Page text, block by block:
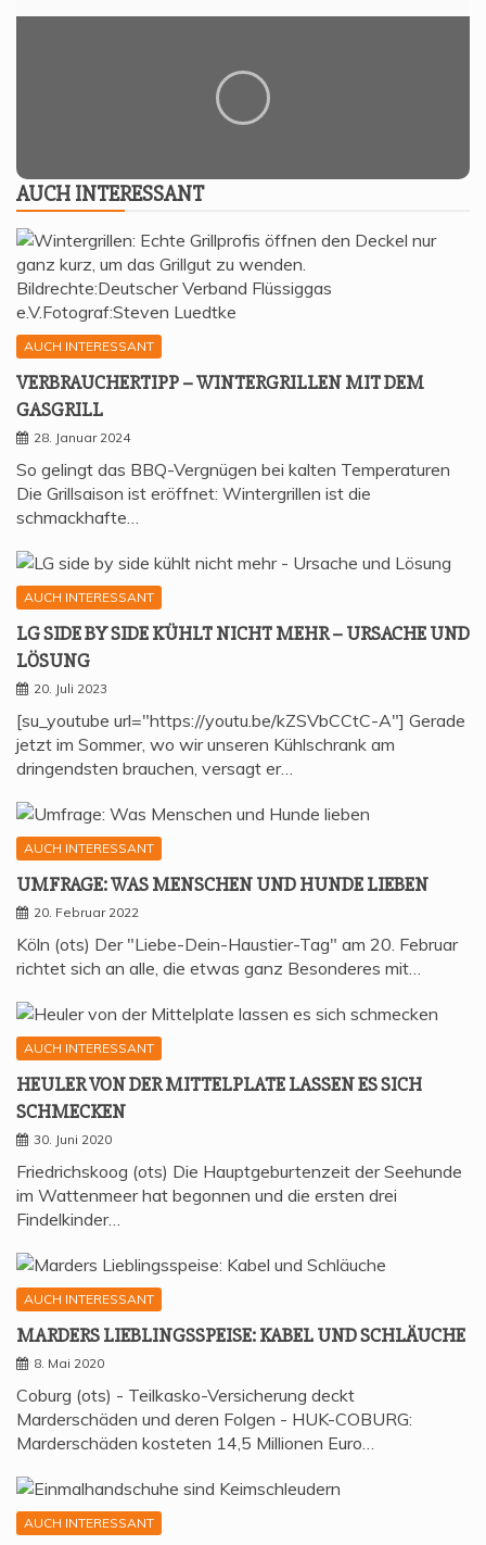
AUCH INTER­ES­SANT
AUCH INTERESSANT
VER­BRAU­CHER­TIPP – WIN­TER­GRIL­LEN MIT DEM
GASGRILL
28. Januar 2024
So gelingt das BBQ-Vergnügen bei kalten Temperaturen
Die Grillsaison ist eröffnet: Wintergrillen ist die
schmackhafte…
AUCH INTERESSANT
LG SIDE BY SIDE KÜHLT NICHT MEHR – URSA­CHE UND
LÖSUNG
20. Juli 2023
[su_youtube url="https://youtu.be/kZSVbCCtC-A"] Gerade
jetzt im Sommer, wo wir unseren Kühlschrank am
dringendsten brauchen, versagt er…
AUCH INTERESSANT
UMFRA­GE: WAS MEN­SCHEN UND HUN­DE LIEBEN
20. Februar 2022
Köln (ots) Der "Liebe-Dein-Haustier-Tag" am 20. Februar
richtet sich an alle, die etwas ganz Besonderes mit…
AUCH INTERESSANT
HEU­LER VON DER MIT­TEL­P­LA­TE LAS­SEN ES SICH
SCHMECKEN
30. Juni 2020
Friedrichskoog (ots) Die Hauptgeburtenzeit der Seehunde
im Wattenmeer hat begonnen und die ersten drei
Findelkinder…
AUCH INTERESSANT
MAR­DERS LIEB­LINGS­SPEI­SE: KABEL UND SCHLÄUCHE
8. Mai 2020
Coburg (ots) - Teilkasko-Versicherung deckt
Marderschäden und deren Folgen - HUK-COBURG:
Marderschäden kosteten 14,5 Millionen Euro…
AUCH INTERESSANT